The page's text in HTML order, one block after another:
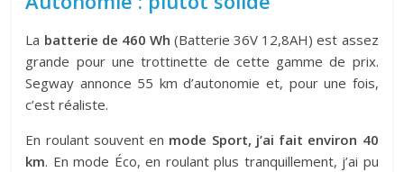
La batterie de 460 Wh (Batterie 36V 12,8AH) est assez
grande pour une trottinette de cette gamme de prix.
Segway annonce 55 km d’autonomie et, pour une fois,
c’est réaliste.
En roulant souvent en mode Sport, j’ai fait environ 40
km. En mode Éco, en roulant plus tranquillement, j’ai pu